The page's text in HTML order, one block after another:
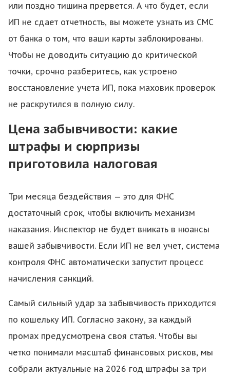
или поздно тишина прервется. А что будет, если
ИП не сдает отчетность, вы можете узнать из СМС
от банка о том, что ваши карты заблокированы.
Чтобы не доводить ситуацию до критической
точки, срочно разберитесь, как устроено
восстановление учета ИП, пока маховик проверок
не раскрутился в полную силу.
Цена забывчивости: какие
штрафы и сюрпризы
приготовила налоговая
Три месяца бездействия — это для ФНС
достаточный срок, чтобы включить механизм
наказания. Инспектор не будет вникать в нюансы
вашей забывчивости. Если ИП не вел учет, система
контроля ФНС автоматически запустит процесс
начисления санкций.
Самый сильный удар за забывчивость приходится
по кошельку ИП. Согласно закону, за каждый
промах предусмотрена своя статья. Чтобы вы
четко понимали масштаб финансовых рисков, мы
собрали актуальные на 2026 год штрафы за три